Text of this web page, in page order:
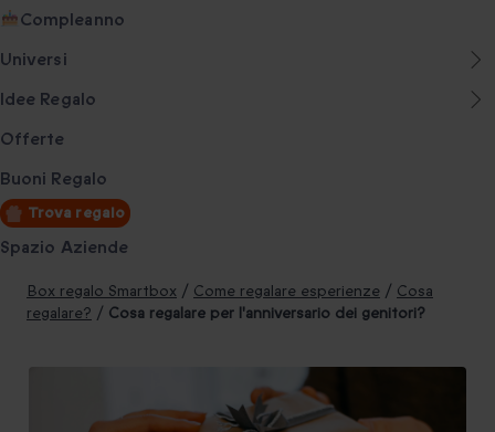
Compleanno
Universi
Idee Regalo
Offerte
Buoni Regalo
Trova regalo
Spazio Aziende
Box regalo Smartbox / Come regalare esperienze / Cosa
regalare? / Cosa regalare per l'anniversario dei genitori?